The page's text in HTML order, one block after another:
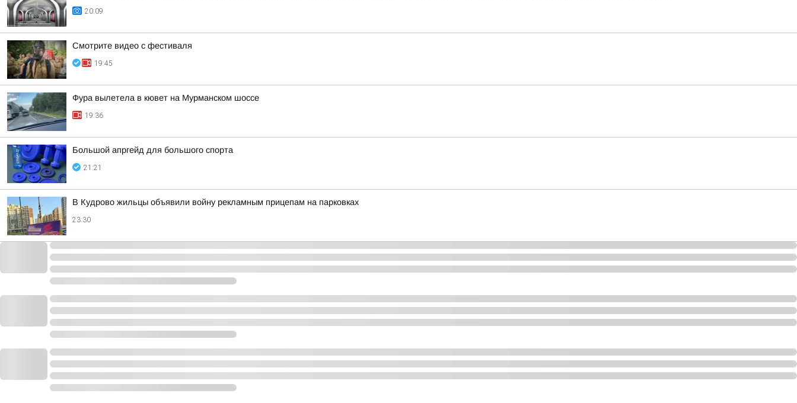
20:09
Смотрите видео с фестиваля
19:45
Фура вылетела в кювет на Мурманском шоссе
19:36
Большой апргейд для большого спорта
21:21
В Кудрово жильцы объявили войну рекламным прицепам на парковках
23:30